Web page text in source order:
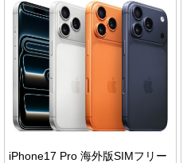
iPhone17 Pro 海外版SIMフリー